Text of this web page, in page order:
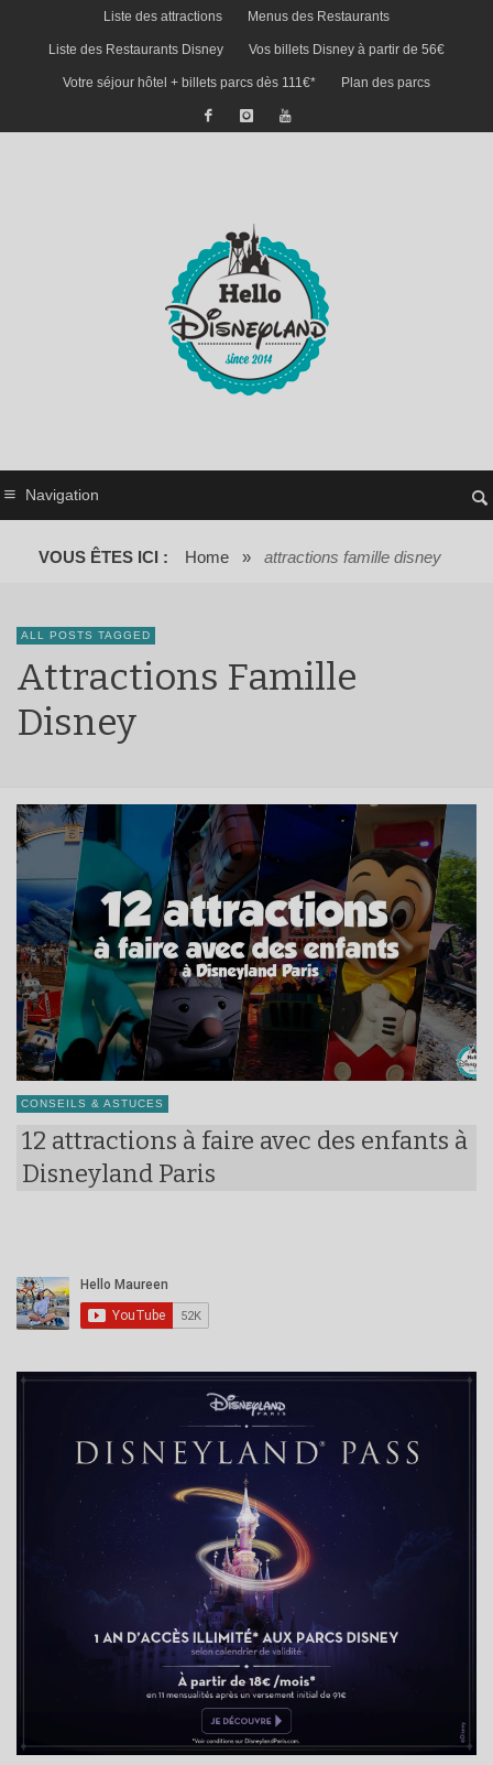
Liste des attractions Menus des Restaurants
Liste des Restaurants Disney Vos billets Disney à partir de 56€
Votre séjour hôtel + billets parcs dès 111€* Plan des parcs
Navigation
VOUS ÊTES ICI : Home » attractions famille disney
ALL POSTS TAGGED
Attractions Famille
Disney
CONSEILS & ASTUCES
12 attractions à faire avec des enfants à
Disneyland Paris